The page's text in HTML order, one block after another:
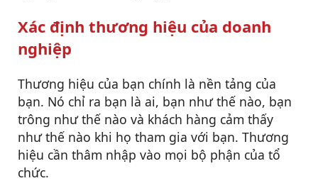
Xác định thương hiệu của doanh
nghiệp
Thương hiệu của bạn chính là nền tảng của
bạn. Nó chỉ ra bạn là ai, bạn như thế nào, bạn
trông như thế nào và khách hàng cảm thấy
như thế nào khi họ tham gia với bạn. Thương
hiệu cần thâm nhập vào mọi bộ phận của tổ
chức.